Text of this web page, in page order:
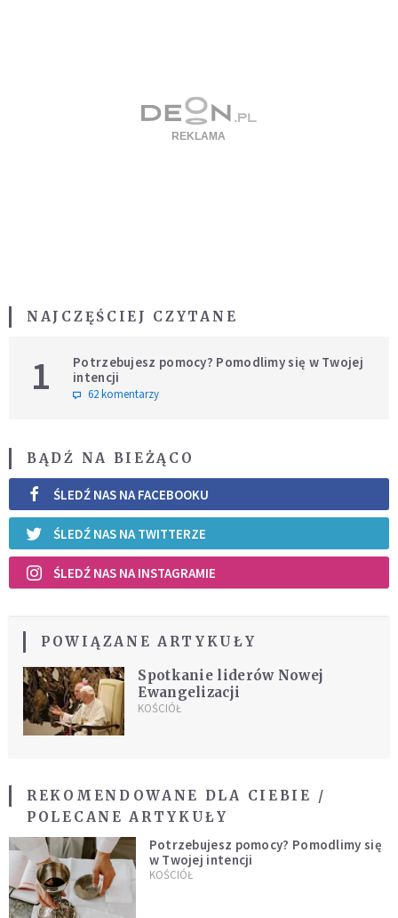
NAJCZĘŚCIEJ CZYTANE
1
Potrzebujesz pomocy? Pomodlimy się w Twojej
intencji
62 komentarzy
BĄDŹ NA BIEŻĄCO
ŚLEDŹ NAS NA FACEBOOKU
ŚLEDŹ NAS NA TWITTERZE
ŚLEDŹ NAS NA INSTAGRAMIE
POWIĄZANE ARTYKUŁY
Spotkanie liderów Nowej
Ewangelizacji
KOŚCIÓŁ
REKOMENDOWANE DLA CIEBIE /
POLECANE ARTYKUŁY
Potrzebujesz pomocy? Pomodlimy się
w Twojej intencji
KOŚCIÓŁ